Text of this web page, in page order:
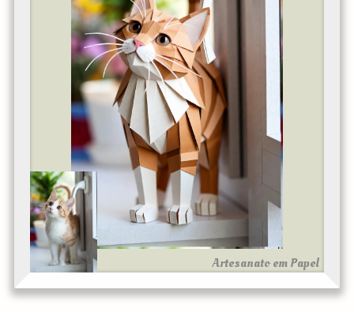
Artesanato em Papel